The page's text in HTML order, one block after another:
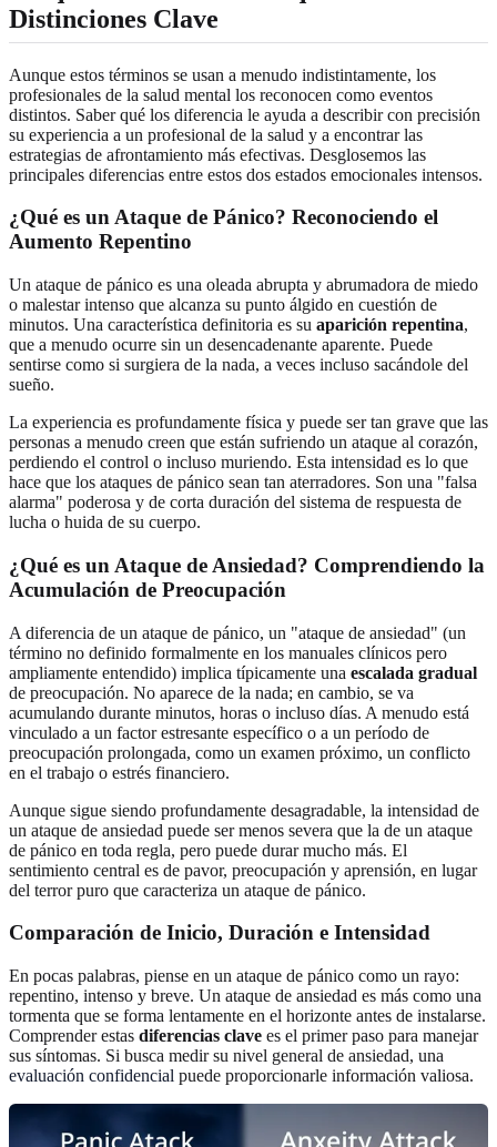
Distinciones Clave
Aunque estos términos se usan a menudo indistintamente, los
profesionales de la salud mental los reconocen como eventos
distintos. Saber qué los diferencia le ayuda a describir con precisión
su experiencia a un profesional de la salud y a encontrar las
estrategias de afrontamiento más efectivas. Desglosemos las
principales diferencias entre estos dos estados emocionales intensos.
¿Qué es un Ataque de Pánico? Reconociendo el
Aumento Repentino
Un ataque de pánico es una oleada abrupta y abrumadora de miedo
o malestar intenso que alcanza su punto álgido en cuestión de
minutos. Una característica definitoria es su aparición repentina,
que a menudo ocurre sin un desencadenante aparente. Puede
sentirse como si surgiera de la nada, a veces incluso sacándole del
sueño.
La experiencia es profundamente física y puede ser tan grave que las
personas a menudo creen que están sufriendo un ataque al corazón,
perdiendo el control o incluso muriendo. Esta intensidad es lo que
hace que los ataques de pánico sean tan aterradores. Son una "falsa
alarma" poderosa y de corta duración del sistema de respuesta de
lucha o huida de su cuerpo.
¿Qué es un Ataque de Ansiedad? Comprendiendo la
Acumulación de Preocupación
A diferencia de un ataque de pánico, un "ataque de ansiedad" (un
término no definido formalmente en los manuales clínicos pero
ampliamente entendido) implica típicamente una escalada gradual
de preocupación. No aparece de la nada; en cambio, se va
acumulando durante minutos, horas o incluso días. A menudo está
vinculado a un factor estresante específico o a un período de
preocupación prolongada, como un examen próximo, un conflicto
en el trabajo o estrés financiero.
Aunque sigue siendo profundamente desagradable, la intensidad de
un ataque de ansiedad puede ser menos severa que la de un ataque
de pánico en toda regla, pero puede durar mucho más. El
sentimiento central es de pavor, preocupación y aprensión, en lugar
del terror puro que caracteriza un ataque de pánico.
Comparación de Inicio, Duración e Intensidad
En pocas palabras, piense en un ataque de pánico como un rayo:
repentino, intenso y breve. Un ataque de ansiedad es más como una
tormenta que se forma lentamente en el horizonte antes de instalarse.
Comprender estas diferencias clave es el primer paso para manejar
sus síntomas. Si busca medir su nivel general de ansiedad, una
evaluación confidencial puede proporcionarle información valiosa.